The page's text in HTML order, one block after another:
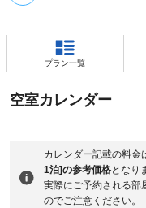
プラン一覧
空室カレンダー
カレンダー記載の料金
1泊]の参考価格となり
実際にご予約される部
のでご注意ください。